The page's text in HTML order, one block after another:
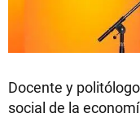
Docente y
social de la